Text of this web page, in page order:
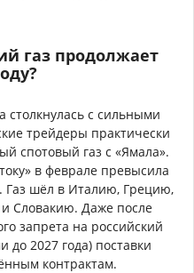
газ продолжает
столкнулась с сильными
трейдеры практически
спотовый газ с «Ямала».
в феврале превысила
Газ шёл в Италию, Грецию,
Словакию. Даже после
запрета на российский
до 2027 года) поставки
контрактам.